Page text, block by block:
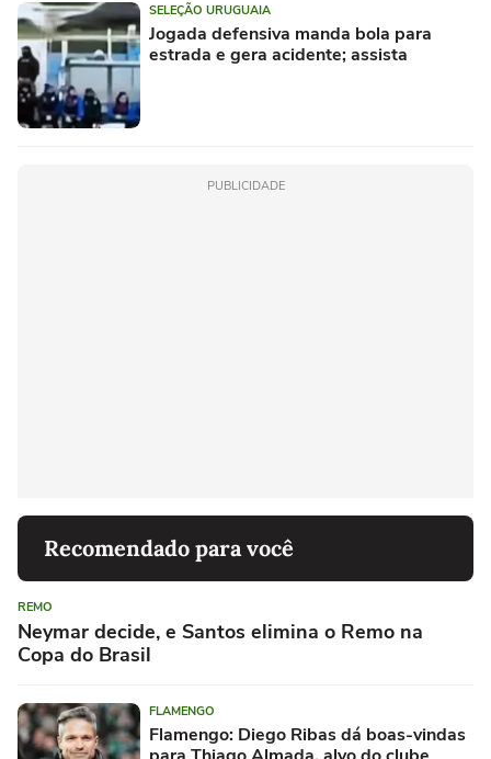
SELEÇÃO URUGUAIA
Jogada defensiva manda bola para
estrada e gera acidente; assista
PUBLICIDADE
Recomendado para você
REMO
Neymar decide, e Santos elimina o Remo na
Copa do Brasil
FLAMENGO
Flamengo: Diego Ribas dá boas-vindas